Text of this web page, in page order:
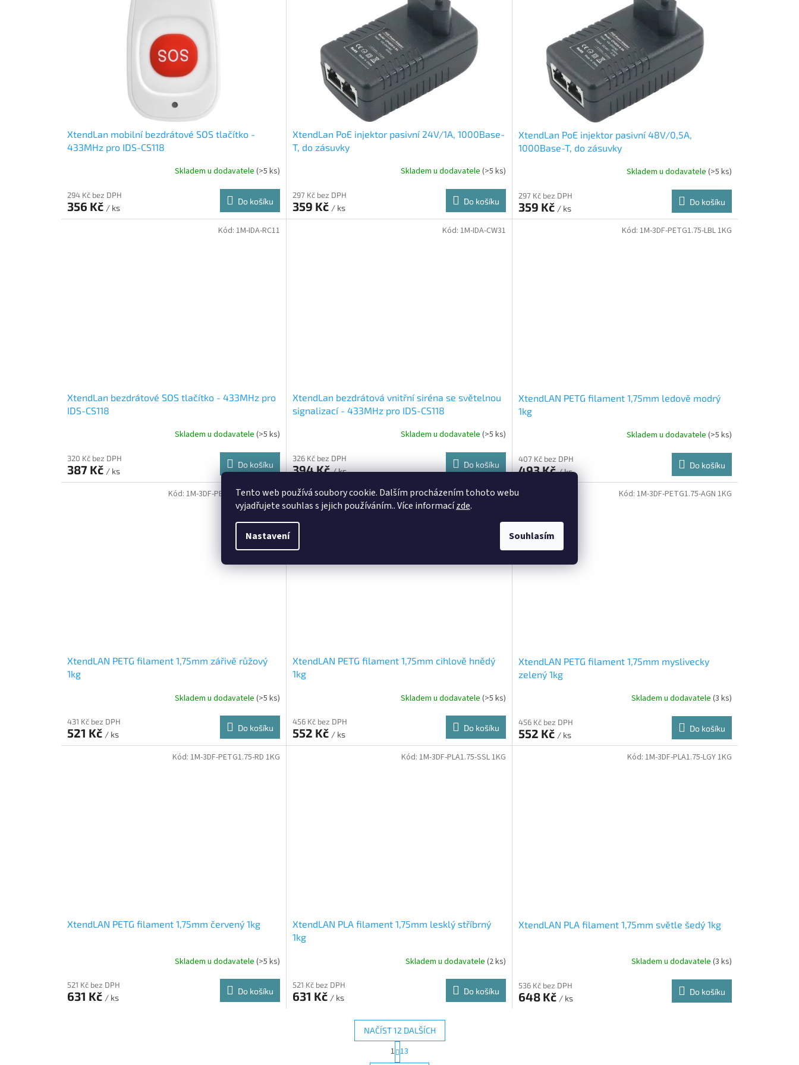
Tento web používá soubory cookie. Dalším procházením tohoto webu
vyjadřujete souhlas s jejich používáním.. Více informacízde.
Nastavení Souhlasím
XtendLan mobilní bezdrátové SOS tlačítko -
433MHz pro IDS-CS118
Skladem u dodavatele(>5 ks)
294 Kč bez DPH
356 Kč / ks
Do košíku
XtendLan PoE injektor pasivní 24V/1A, 1000Base-
T, do zásuvky
Skladem u dodavatele (>5 ks)
297 Kč bez DPH
359 Kč / ks
Do košíku
XtendLan PoE injektor pasivní 48V/0,5A,
1000Base-T, do zásuvky
Skladem u dodavatele (>5 ks)
297 Kč bez DPH
359 Kč / ks
Do košíku
XtendLan bezdrátové SOS tlačítko - 433MHz pro
IDS-CS118
Skladem u dodavatele(>5 ks)
320 Kč bez DPH
387 Kč / ks
Do košíku
Kód:1M-IDA-RC11
XtendLan bezdrátová vnitřní siréna se světelnou
signalizací - 433MHz pro IDS-CS118
Skladem u dodavatele (>5 ks)
326 Kč bez DPH
394 Kč/ ks
Do košíku
Kód: 1M-IDA-CW31
XtendLAN PETG filament 1,75mm ledově modrý
1kg
Skladem u dodavatele (>5 ks)
407 Kč bez DPH
493 Kč/ ks
Do košíku
Kód: 1M-3DF-PETG1.75-LBL 1KG
XtendLAN PETG filament 1,75mm zářivě růžový
1kg
Skladem u dodavatele(>5 ks)
431 Kč bez DPH
521 Kč / ks
Do košíku
Kód:1M-3DF-PETG1.75-FPK 1KG
XtendLAN PETG filament 1,75mm cihlově hnědý
1kg
Skladem u dodavatele (>5 ks)
456 Kč bez DPH
552 Kč / ks
Do košíku
Kód:1M-3DF-PETG1.75-RCR 1KG
XtendLAN PETG filament 1,75mm myslivecky
zelený 1kg
Skladem u dodavatele (3 ks)
456 Kč bez DPH
552 Kč / ks
Do košíku
Kód: 1M-3DF-PETG1.75-AGN 1KG
XtendLAN PETG filament 1,75mm červený 1kg
Skladem u dodavatele(>5 ks)
521 Kč bez DPH
631 Kč / ks
Do košíku
Kód:1M-3DF-PETG1.75-RD 1KG
XtendLAN PLA filament 1,75mm lesklý stříbrný
1kg
Skladem u dodavatele (2 ks)
521 Kč bez DPH
631 Kč / ks
Do košíku
Kód: 1M-3DF-PLA1.75-SSL 1KG
XtendLAN PLA filament 1,75mm světle šedý 1kg
Skladem u dodavatele (3 ks)
536 Kč bez DPH
648 Kč / ks
Do košíku
Kód: 1M-3DF-PLA1.75-LGY 1KG
O
NAČÍST 12 DALŠÍCH
S
t
1 13